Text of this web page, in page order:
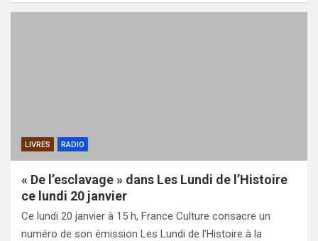
LIVRES RADIO
« De l’esclavage » dans Les Lundi de l’Histoire
ce lundi 20 janvier
Ce lundi 20 janvier à 15 h, France Culture consacre un
numéro de son émission Les Lundi de l’Histoire à la